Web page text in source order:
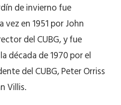
de invierno fue
en 1951 por John
del CUBG, y fue
década de 1970 por el
del CUBG, Peter Orriss
Villis.